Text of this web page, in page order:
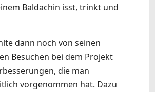
Baldachin isst, trinkt und
dann noch von seinen
Besuchen bei dem Projekt
die man
vorgenommen hat. Dazu